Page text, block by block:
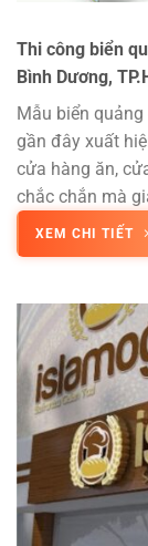
Thi công biển
Bình Dương,
Mẫu biển
gần đây xuất
cửa hàng ăn,
chắc chắn mà
XEM CHI TIẾT